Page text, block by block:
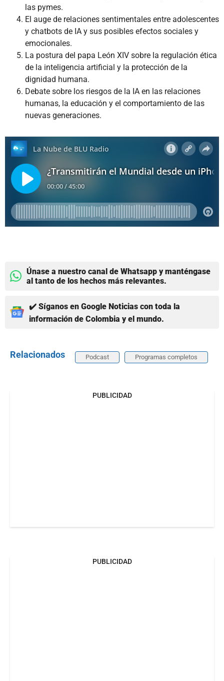
las pymes.
El auge de relaciones sentimentales entre adolescentes
y chatbots de IA y sus posibles efectos sociales y
emocionales.
La postura del papa León XIV sobre la regulación ética
de la inteligencia artificial y la protección de la
dignidad humana.
Debate sobre los riesgos de la IA en las relaciones
humanas, la educación y el comportamiento de las
nuevas generaciones.
Únase a nuestro canal de Whatsapp y manténgase
al tanto de los hechos más relevantes.
✔️ Síganos en Google Noticias con toda la
información de Colombia y el mundo.
Relacionados Podcast Programas completos
PUBLICIDAD
PUBLICIDAD